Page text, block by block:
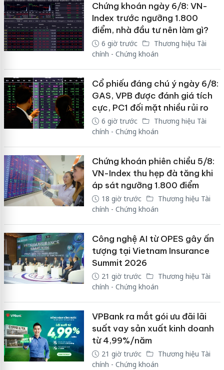
Chứng khoán ngày 6/8: VN-
Index trước ngưỡng 1.800
điểm, nhà đầu tư nên làm gì?
6 giờ trước
Thương hiệu Tài
chính - Chứng khoán
Cổ phiếu đáng chú ý ngày 6/8:
GAS, VPB được đánh giá tích
cực, PC1 đối mặt nhiều rủi ro
6 giờ trước
Thương hiệu Tài
chính - Chứng khoán
Chứng khoán phiên chiều 5/8:
VN-Index thu hẹp đà tăng khi
áp sát ngưỡng 1.800 điểm
18 giờ trước
Thương hiệu Tài
chính - Chứng khoán
Công nghệ AI từ OPES gây ấn
tượng tại Vietnam Insurance
Summit 2026
21 giờ trước
Thương hiệu Tài
chính - Chứng khoán
VPBank ra mắt gói ưu đãi lãi
suất vay sản xuất kinh doanh
từ 4,99%/năm
21 giờ trước
Thương hiệu Tài
chính - Chứng khoán